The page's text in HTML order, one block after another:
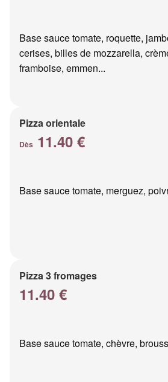
Base sauce tomate, roquette,
cerises, billes de mozzarella,
framboise, emmen...
Pizza orientale
Dès 11.40 €
Base sauce tomate, merguez,
Pizza 3 fromages
11.40 €
Base sauce tomate, chèvre,